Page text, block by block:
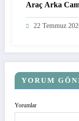
Araç Arka
22 Temmuz
YORUM
Yorumlar